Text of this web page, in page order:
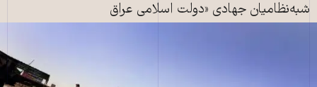
شبه‌نظامیان جهادی «دولت اسلامی عراق